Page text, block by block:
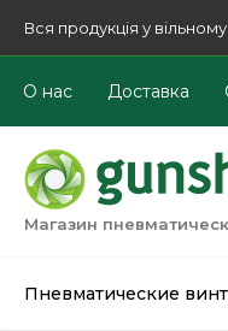
Вся продукція у
О нас Доставка
Магазин
Пневматические